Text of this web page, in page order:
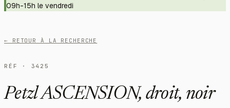
09h-15h le vendredi
← RETOUR À LA RECHERCHE
RÉF · 3425
Petzl ASCENSION, droit, noir